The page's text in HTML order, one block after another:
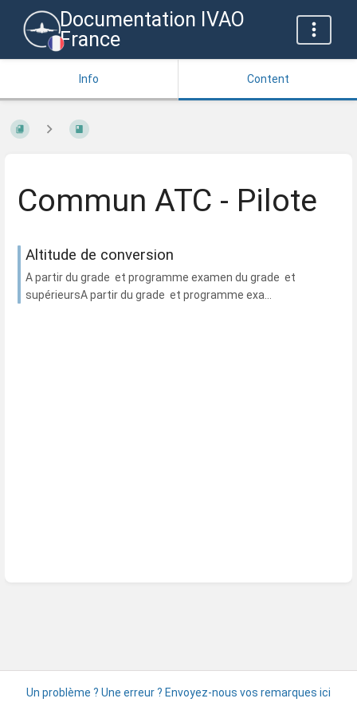
Documentation IVAO
France
Info Content
Commun ATC - Pilote
Altitude de conversion
A partir du grade et programme examen du grade et
supérieursA partir du grade et programme exa...
Un problème ? Une erreur ? Envoyez-nous vos remarques ici